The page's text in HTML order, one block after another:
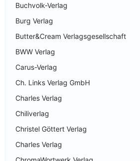
Buchvolk-Verlag
Burg Verlag
Butter&Cream Verlagsgesellschaft
BWW Verlag
Carus-Verlag
Ch. Links Verlag GmbH
Charles Verlag
Chiliverlag
Christel Göttert Verlag
Charles Verlag